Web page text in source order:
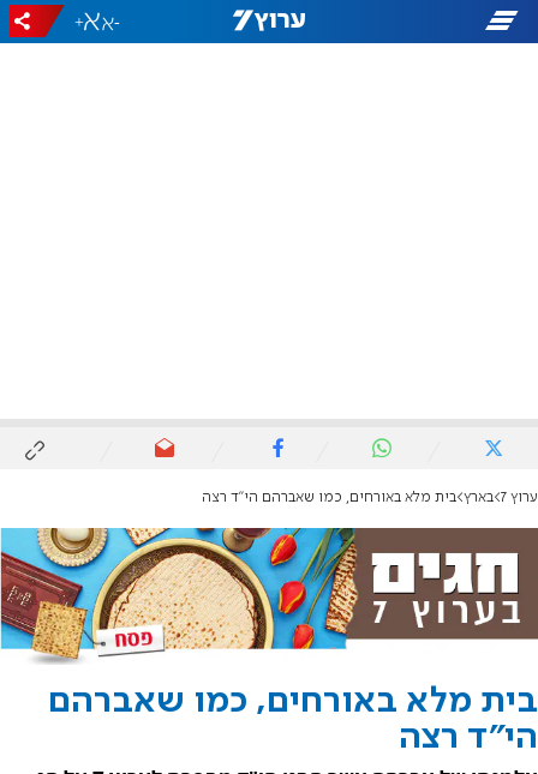
-
+
ערוץ 7 בארץ בית מלא באורחים, כמו שאברהם הי"ד רצה
בית מלא באורחים, כמו שאברהם
הי"ד רצה